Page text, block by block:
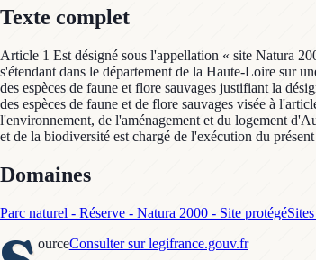
Texte complet
Article 1 Est désigné sous l'appellation « site Natura
s'étendant dans le département de la Haute-Loire sur
des espèces de faune et flore sauvages justifiant la
des espèces de faune et de flore sauvages visée à
l'environnement, de l'aménagement et du logement
et de la biodiversité est chargé de l'exécution du
Domaines
Parc naturel - Réserve - Natura 2000 - Site protégé
ourceConsulter sur legifrance.gouv.fr